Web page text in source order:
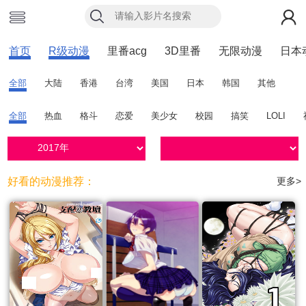
首页 R级动漫 里番acg 3D里番 无限动漫 日本
全部 大陆 香港 台湾 美国 日本 韩国 其他
全部 热血 格斗 恋爱 美少女 校园 搞笑 LOLI
更多>
好看的动漫推荐：